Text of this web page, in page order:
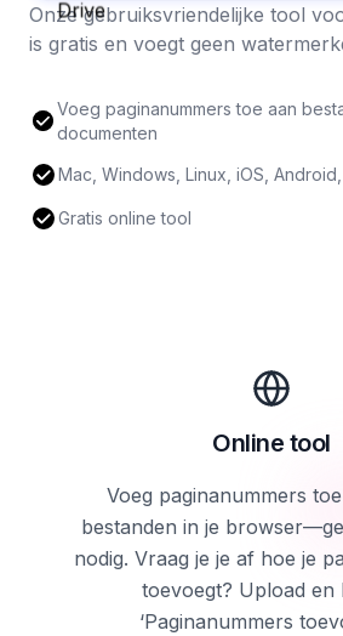
Onze gebruiksvriendelijke tool
is gratis en voegt geen
Voeg paginanummers toe aan
documenten
Mac, Windows, Linux, iOS,
Gratis online tool
Online tool
Voeg paginanummers
bestanden in je
nodig. Vraag je je af hoe je
toevoegt? Upload en
‘Paginanummers